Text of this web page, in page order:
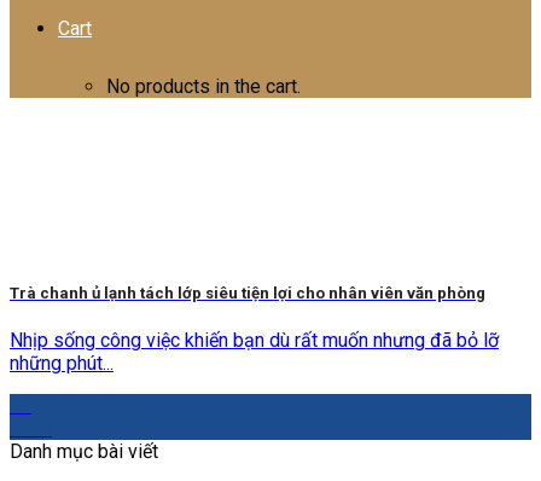
Cart
No products in the cart.
Trà chanh ủ lạnh tách lớp siêu tiện lợi cho nhân viên văn phòng
Nhịp sống công việc khiến bạn dù rất muốn nhưng đã bỏ lỡ
những phút...
Danh mục bài viết